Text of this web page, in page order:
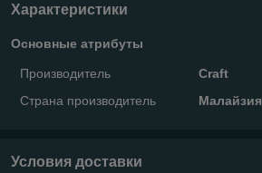
Характеристики
Основные атрибуты
Производитель
Craft
Страна производитель
Малайзия
Условия доставки